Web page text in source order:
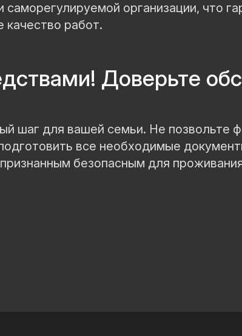
организации, что
качество работ.
Доверьте
шаг для вашей семьи. Не позвольте
все необходимые
безопасным для